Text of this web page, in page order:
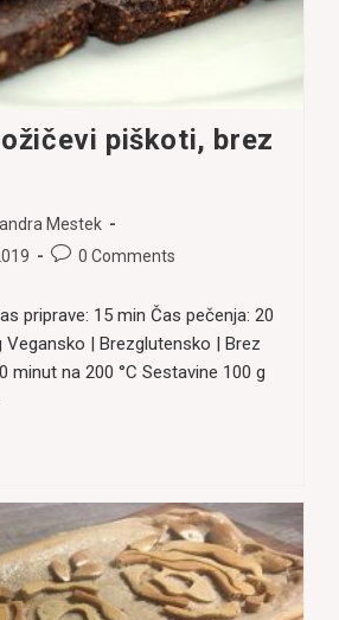
piškoti, brez
Mestek
Post0 Comments
priprave: 15 min Čas pečenja: 20
Vegansko | Brezglutensko | Brez
minut na 200 °C Sestavine 100 g